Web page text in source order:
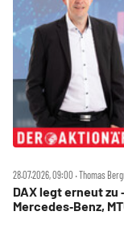
28.07.2026, 09:00 ‧ Thomas
DAX legt erneut zu
Mercedes‑Benz,